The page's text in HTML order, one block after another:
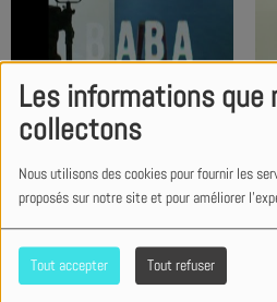
Les informations que
collectons
Nous utilisons des cookies pour fournir les
proposés sur notre site et pour améliorer
Tout accepter Tout refuser
Ryan Ofei, CalledOut Music,
Annatoria - Baba (Official